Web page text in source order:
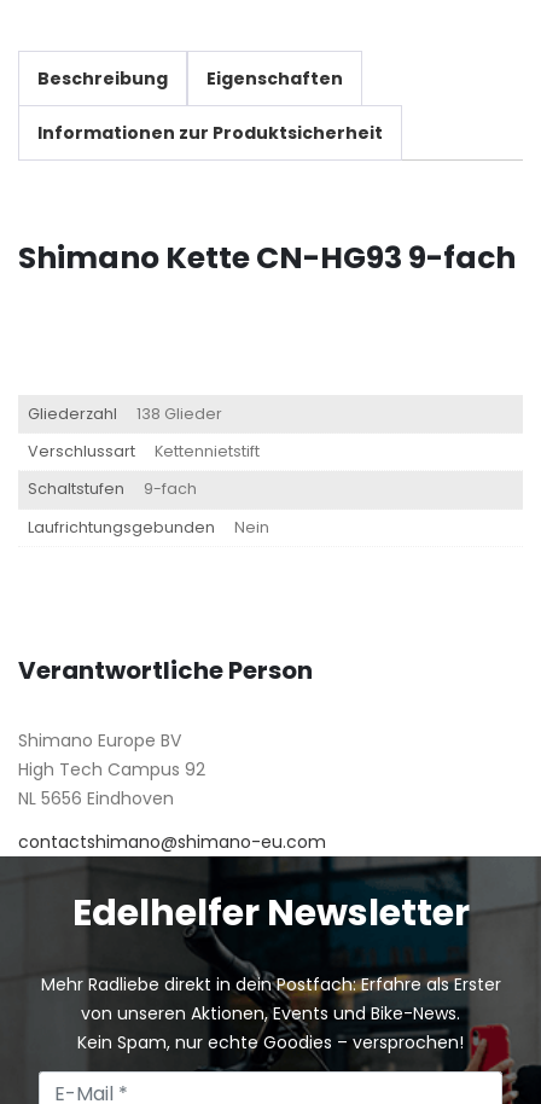
Beschreibung Eigenschaften
Informationen zur Produktsicherheit
Shimano Kette CN-HG93 9-fach
Gliederzahl
138 Glieder
Verschlussart
Kettennietstift
Schaltstufen
9-fach
Laufrichtungsgebunden
Nein
Verantwortliche Person
Shimano Europe BV
High Tech Campus 92
NL 5656 Eindhoven
contactshimano@shimano-eu.com
Edelhelfer Newsletter
Mehr Radliebe direkt in dein Postfach: Erfahre als Erster
von unseren Aktionen, Events und Bike-News.
Kein Spam, nur echte Goodies – versprochen!